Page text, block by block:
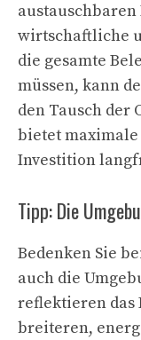
wirtschaftliche
die gesamte
müssen, kann
den Tausch der
bietet
Investition
Tipp: Die
Bedenken Sie
auch die
reflektieren das
breiteren,